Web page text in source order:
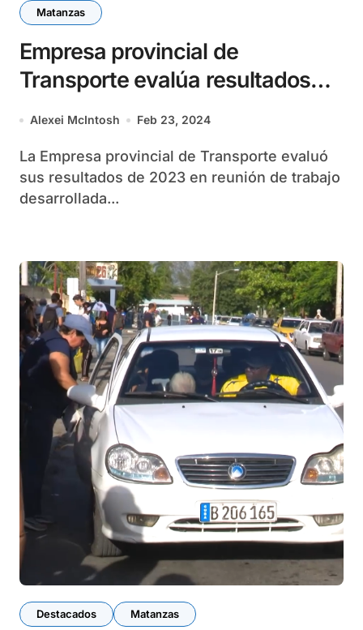
Matanzas
Empresa provincial de
Transporte evalúa resultados
del 2023
Alexei McIntosh Feb 23, 2024
La Empresa provincial de Transporte evaluó
sus resultados de 2023 en reunión de trabajo
desarrollada...
Destacados Matanzas